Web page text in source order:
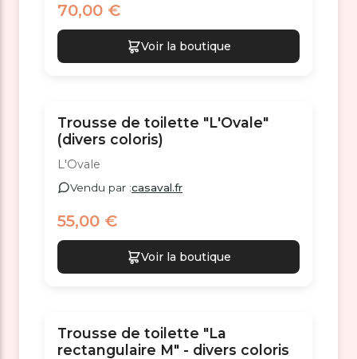
70,00 €
Voir la boutique
Trousse de toilette "L'Ovale"
(divers coloris)
L'Ovale
Vendu par :casaval.fr
55,00 €
Voir la boutique
Trousse de toilette "La
rectangulaire M" - divers coloris